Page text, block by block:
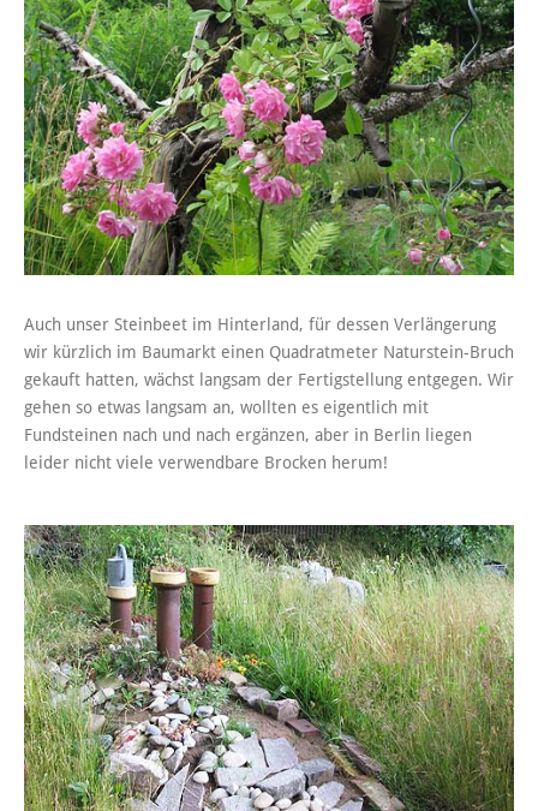
Auch unser Steinbeet im Hinterland, für dessen Verlängerung
wir kürzlich im Baumarkt einen Quadratmeter Naturstein-Bruch
gekauft hatten, wächst langsam der Fertigstellung entgegen. Wir
gehen so etwas langsam an, wollten es eigentlich mit
Fundsteinen nach und nach ergänzen, aber in Berlin liegen
leider nicht viele verwendbare Brocken herum!